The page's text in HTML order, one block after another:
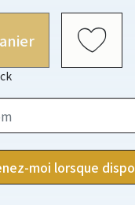
moi lorsque